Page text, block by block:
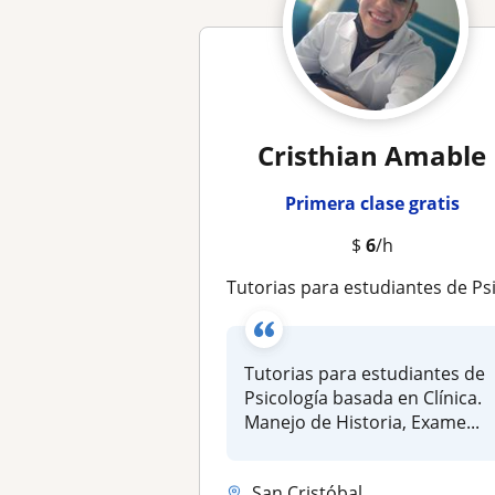
Cristhian Amable
Primera clase gratis
$ 6/h
Tutorias para estudiantes de Psicología basada en Clínica. Manejo de Historia, Examen Mental y Abordaje
Tutorias para estudiantes de
Psicología basada en Clínica.
Manejo de Historia, Exame...